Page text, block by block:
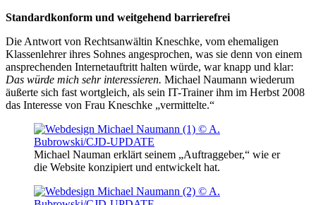
Standardkonform und weitgehend barrierefrei
Die Antwort von Rechtsanwältin Kneschke, vom ehemaligen
Klassenlehrer ihres Sohnes angesprochen, was sie denn von einem
ansprechenden Internetauftritt halten würde, war knapp und klar:
Das würde mich sehr interessieren. Michael Naumann wiederum
äußerte sich fast wortgleich, als sein IT-Trainer ihm im Herbst 2008
das Interesse von Frau Kneschke „vermittelte.“
Michael Nauman erklärt seinem „Auftraggeber,“ wie er
die Website konzipiert und entwickelt hat.